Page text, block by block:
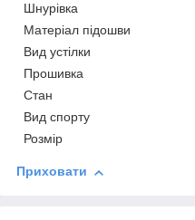
Шнурівка
Матеріал підошви
Вид устілки
Прошивка
Стан
Вид спорту
Розмір
Приховати